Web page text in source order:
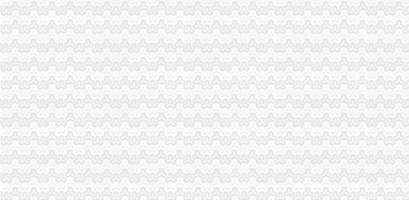
璧山局开展劳动力市重庆代办营业执照场秩序专项整
荣昌局渝中区代办营业执照突出重点认真开展农机护农专项理行动
市局领导亲自坐阵12315综合指挥调度中心指挥处理央视“3.15”晚会移转的渝中
酉局渝中区代办营业执照以规范求节约 以节约促发展
酉局重庆代办公司隆重纪念3．15活动。
合川局渝中区代办公司形式多样开展3.15主题宣活动
荣昌县3.15活动呈现四大点
高新园局隆重举行“3.15”渝中区代办营业执照纪念活动
黔江局立足“三重点”重庆代办营业执照抓好干部教育培训
璧山局渝中区代办公司三项措施延伸注册登记职能方便企业